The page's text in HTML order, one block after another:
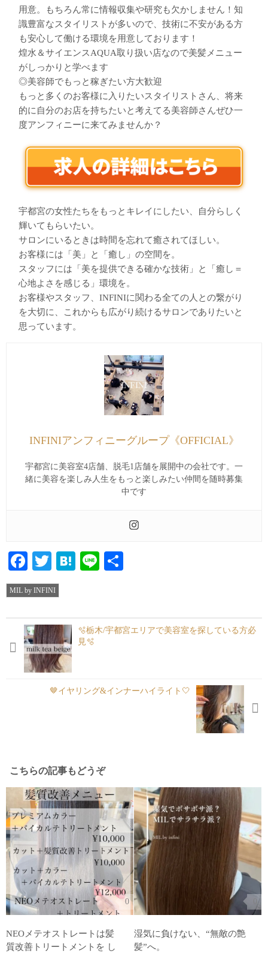
用意。もちろん常に情報収集や研究も欠かしません！知
識豊富なスタイリストが多いので、技術に不安がある方
も安心して働ける環境を用意しております！
煌水＆サイエンスAQUA取り扱い店なので美髪メニュー
がしっかりと学べます
◎美容師でもっと稼ぎたい方大歓迎
もっと多くのお客様に入りたいスタイリストさん、将来
的に自分のお店を持ちたいと考えてる美容師さんぜひ一
度アンフィニーに来てみませんか？
宇都宮の女性たちをもっとキレイにしたい、自分らしく
輝いてもらいたい。
サロンにいるときは時間を忘れて癒されてほしい。
お客様には「美」と「癒し」の空間を。
スタッフには「美を提供できる確かな技術」と「癒し＝
心地よさを感じる」環境を。
お客様やスタッフ、INFINIに関わる全ての人との繋がり
を大切に、これからも広がり続けるサロンでありたいと
思っています。
INFINIアンフィニーグループ《OFFICIAL》
宇都宮に美容室4店舗、脱毛1店舗を展開中の会社です。一
緒に美容を楽しみ人生をもっと楽しみたい仲間を随時募集
中です
Facebook
TwitterHatena
Line
MIL by INFINI
🫧栃木/宇都宮エリアで美容室を探している方必
見🫧
🤎イヤリング&インナーハイライト🤍
こちらの記事もどうぞ
0
⁡NEOメテオストレートは髪
質改善トリートメントを し
0
湿気に負けない、“無敵の艶
髪”へ。